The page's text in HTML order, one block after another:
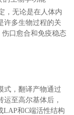
，无论是在人体内
许多生物过程的关
口愈合和免疫稳态
式，翻译产物通过
至高尔基体后，
LAP和C端活性结构